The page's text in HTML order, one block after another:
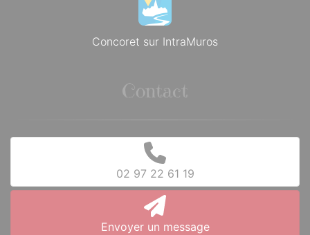
Concoret sur IntraMuros
Contact
02 97 22 61 19
Envoyer un message